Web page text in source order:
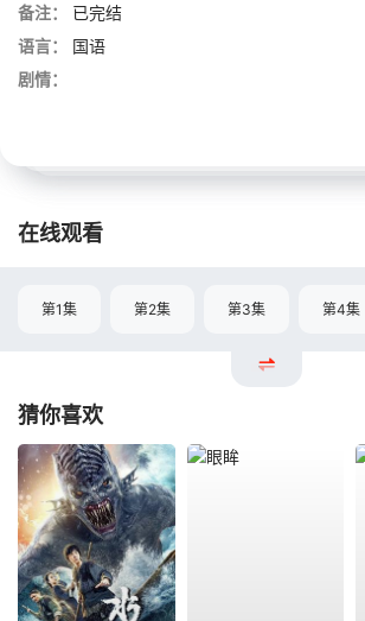
备注：
已完结
语言：
国语
剧情：
在线观看
第1集 第2集 第3集 第4集
猜你喜欢